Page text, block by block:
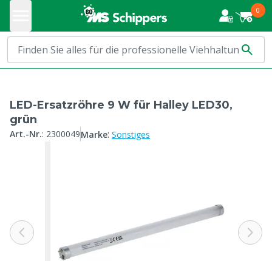
0
LED-Ersatzröhre 9 W für Halley LED30,
grün
Art.-Nr.: 2300049Marke: Sonstiges